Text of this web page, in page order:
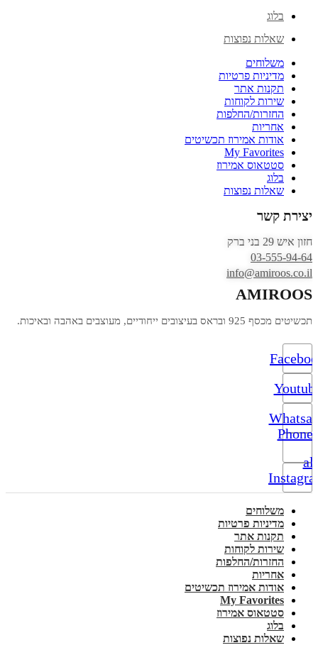
בלוג
שאלות נפוצות
משלוחים
מדיניות פרטיות
תקנות אתר
שירות לקוחות
החזרות/החלפות
אחריות
אודות אמירוז תכשיטים
My Favorites
סטטאוס אמירוז
בלוג
שאלות נפוצות
יצירת קשר
חזון איש 29 בני ברק
03-555-94-64
info@amiroos.co.il
AMIROOS
תכשיטים מכסף 925 ובראס בעיצובים ייחודיים, מעוצבים באהבה ובאיכות.
Phone-
alt
משלוחים
מדיניות פרטיות
תקנות אתר
שירות לקוחות
החזרות/החלפות
אחריות
אודות אמירוז תכשיטים
My Favorites
סטטאוס אמירוז
בלוג
שאלות נפוצות